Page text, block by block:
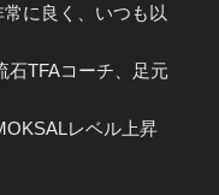
良く、いつも以
TFAコーチ、足元
レベル上昇